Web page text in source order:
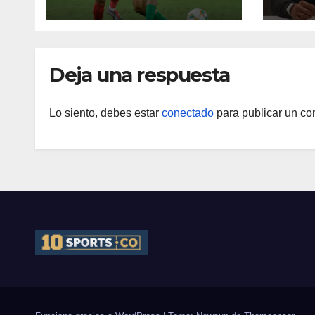
de seguridad
Deja una respuesta
Lo siento, debes estar conectado para publicar un